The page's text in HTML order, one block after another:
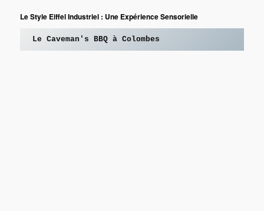
Le Style Eiffel Industriel : Une Expérience Sensorielle
Le Caveman's BBQ à Colombes